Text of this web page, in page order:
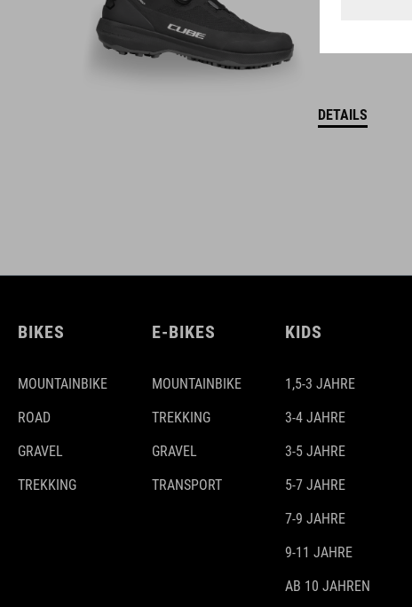
DETAILS
BIKES
MOUNTAINBIKE
ROAD
GRAVEL
TREKKING
E-BIKES
MOUNTAINBIKE
TREKKING
GRAVEL
TRANSPORT
KIDS
1,5-3 JAHRE
3-4 JAHRE
3-5 JAHRE
5-7 JAHRE
7-9 JAHRE
9-11 JAHRE
AB 10 JAHREN